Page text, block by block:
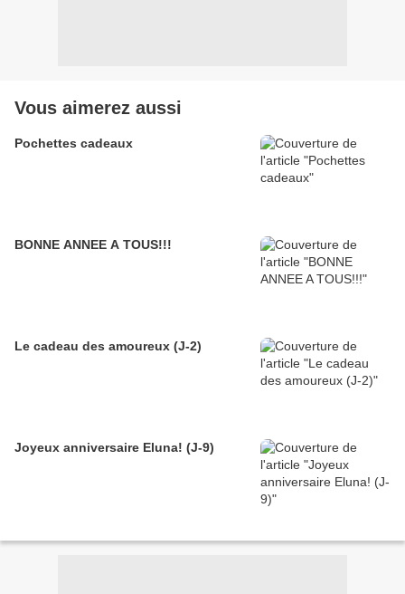
Vous aimerez aussi
Pochettes cadeaux
BONNE ANNEE A TOUS!!!
Le cadeau des amoureux (J-2)
Joyeux anniversaire Eluna! (J-9)